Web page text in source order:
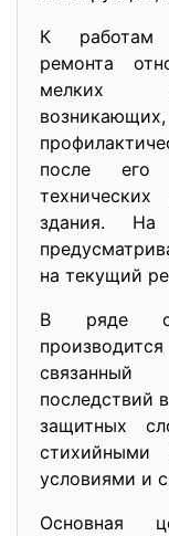
К работам
ремонта
мелких
после его
здания. На
на текущий
В ряде
последствий
защитных
стихийными
условиями и
Основная